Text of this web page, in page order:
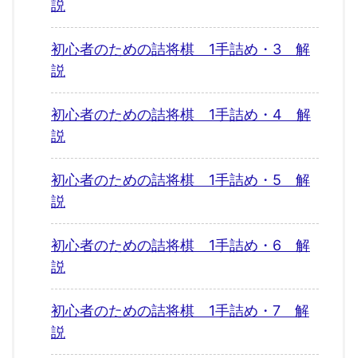
説
初心者のための詰将棋 1手詰め・3 解
説
初心者のための詰将棋 1手詰め・4 解
説
初心者のための詰将棋 1手詰め・5 解
説
初心者のための詰将棋 1手詰め・6 解
説
初心者のための詰将棋 1手詰め・7 解
説